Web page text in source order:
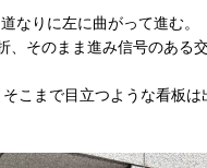
なりに左に曲がって進む。
、そのまま進み信号のある
こまで目立つような看板